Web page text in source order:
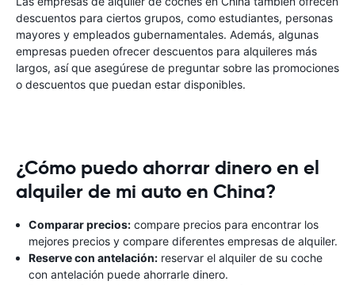
descuentos para ciertos grupos, como estudiantes, personas
mayores y empleados gubernamentales. Además, algunas
empresas pueden ofrecer descuentos para alquileres más
largos, así que asegúrese de preguntar sobre las promociones
o descuentos que puedan estar disponibles.
¿Cómo puedo ahorrar dinero en el
alquiler de mi auto en China?
Comparar precios: compare precios para encontrar los
mejores precios y compare diferentes empresas de alquiler.
Reserve con antelación: reservar el alquiler de su coche
con antelación puede ahorrarle dinero.